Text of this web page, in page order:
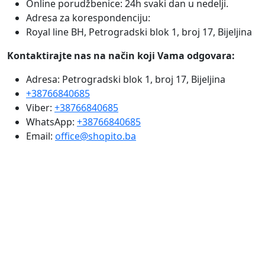
Online porudžbenice: 24h svaki dan u nedelji.
Adresa za korespondenciju:
Royal line BH, Petrogradski blok 1, broj 17, Bijeljina
Kontaktirajte nas na način koji Vama odgovara:
Adresa: Petrogradski blok 1, broj 17, Bijeljina
+38766840685
Viber: +38766840685
WhatsApp: +38766840685
Email: office@shopito.ba